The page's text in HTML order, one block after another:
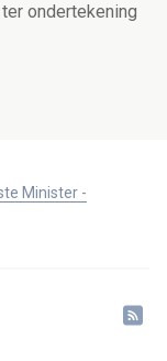
ondertekening
Minister -